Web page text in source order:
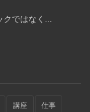
クではなく...
講座 仕事